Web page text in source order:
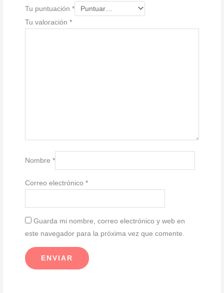
Tu puntuación*
Tu valoración*
Nombre*
Correo electrónico*
Guarda mi nombre, correo electrónico y web en
este navegador para la próxima vez que comente.